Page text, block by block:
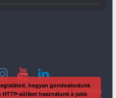
Média ajánlat
Előfizetés
hogyan gondoskodunk
sütiket használunk a jobb